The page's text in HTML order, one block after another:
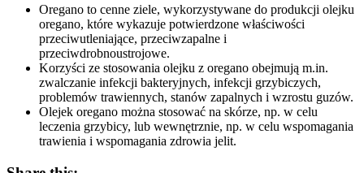
Oregano to cenne ziele, wykorzystywane do produkcji olejku
oregano, które wykazuje potwierdzone właściwości
przeciwutleniające, przeciwzapalne i
przeciwdrobnoustrojowe.
Korzyści ze stosowania olejku z oregano obejmują m.in.
zwalczanie infekcji bakteryjnych, infekcji grzybiczych,
problemów trawiennych, stanów zapalnych i wzrostu guzów.
Olejek oregano można stosować na skórze, np. w celu
leczenia grzybicy, lub wewnętrznie, np. w celu wspomagania
trawienia i wspomagania zdrowia jelit.